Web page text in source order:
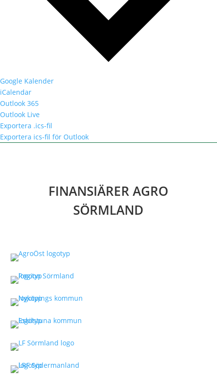
Google Kalender
iCalendar
Outlook 365
Outlook Live
Exportera .ics-fil
Exportera ics-fil för Outlook
FINANSIÄRER AGRO
SÖRMLAND